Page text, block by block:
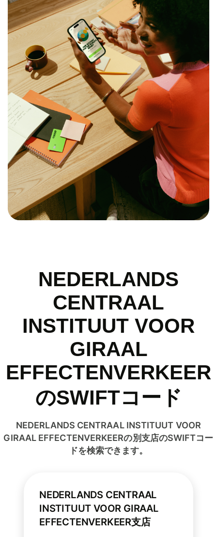
NEDERLANDS
CENTRAAL
INSTITUUT VOOR
GIRAAL
EFFECTENVERKEER
のSWIFTコード
NEDERLANDS CENTRAAL INSTITUUT VOOR
GIRAAL EFFECTENVERKEERの別支店のSWIFTコー
ドを検索できます。
NEDERLANDS CENTRAAL
INSTITUUT VOOR GIRAAL
EFFECTENVERKEER支店